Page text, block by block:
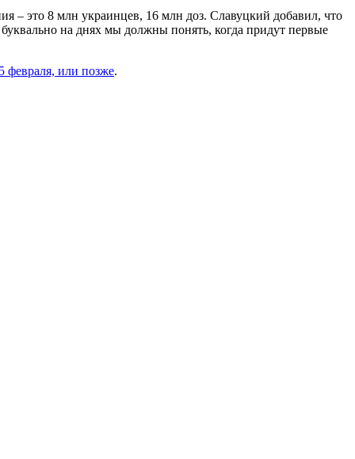
– это 8 млн украинцев, 16 млн доз. Славуцкий добавил, что
на днях мы должны понять, когда придут первые
февраля, или позже.